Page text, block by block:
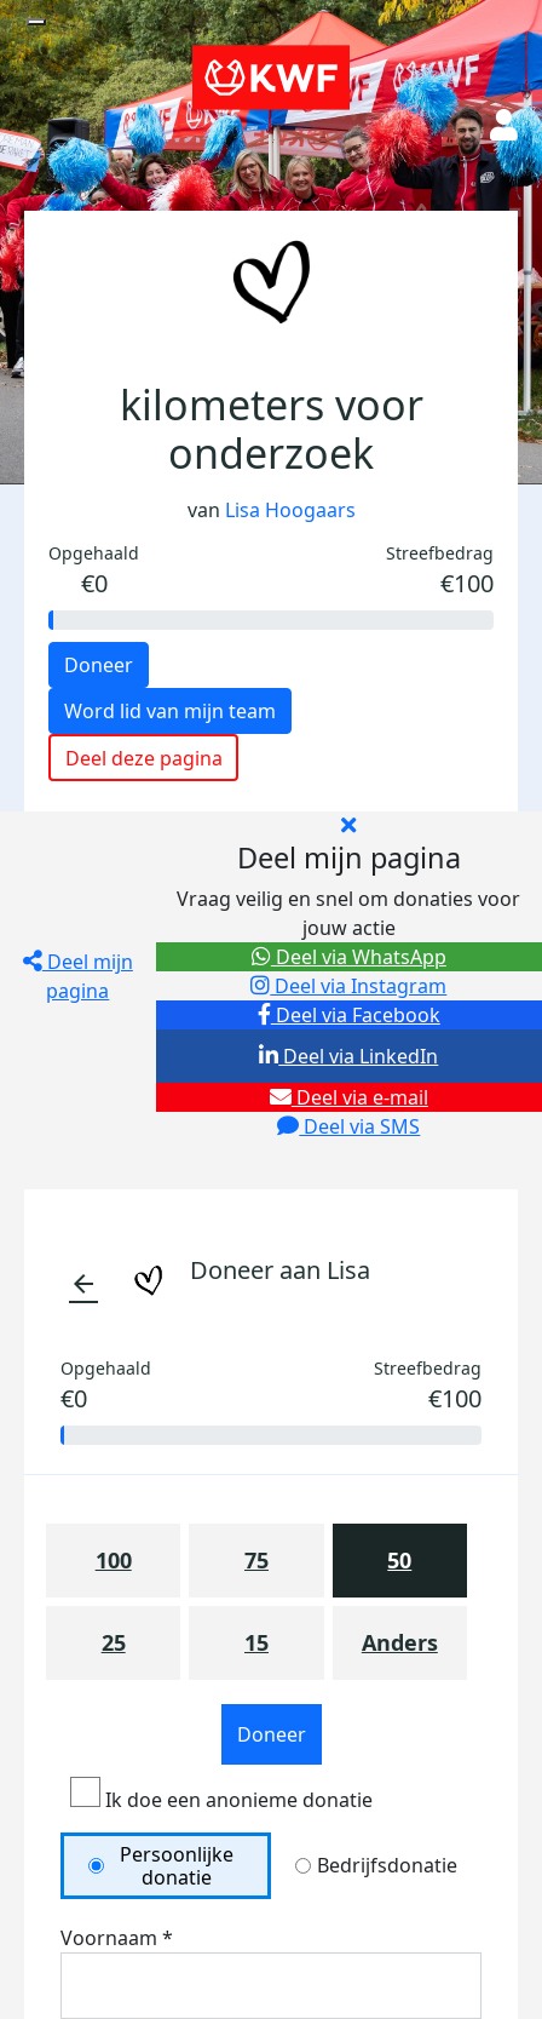
kilometers voor
onderzoek
van Lisa Hoogaars
Opgehaald
€0
Streefbedrag
€100
Doneer
Word lid van mijn team
Deel deze pagina
Deel mijn
pagina
Deel mijn pagina
Vraag veilig en snel om donaties voor
jouw actie
Deel via Facebook
Deel via Instagram
Deel via e-mail
Deel via SMS
Deel via LinkedIn
Deel via WhatsApp
arrow_back Doneer aan Lisa
Opgehaald
€0
Streefbedrag
€100
100 75 50
25 15 Anders
Doneer
Ik doe een anonieme donatie
Persoonlijke
donatie
Bedrijfsdonatie
Voornaam *